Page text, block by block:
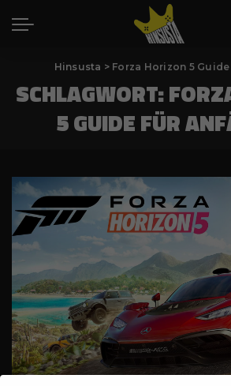
Hinsusta > Forza Horizon 5
SCHLAGWORT:
5 GUIDE FÜR